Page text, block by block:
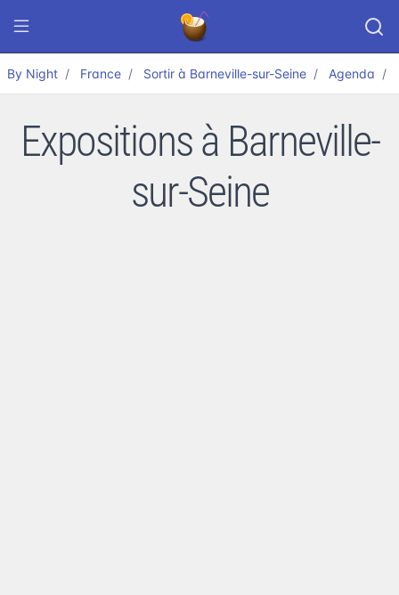
By Night France Sortir à Barneville-sur-Seine Agenda
Expositions à Barneville-
sur-Seine